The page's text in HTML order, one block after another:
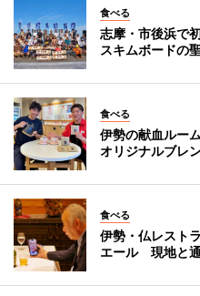
食べる
志摩・市後浜で
スキムボードの
食べる
伊勢の献血ルー
オリジナルブレ
食べる
伊勢・仏レスト
エール 現地と